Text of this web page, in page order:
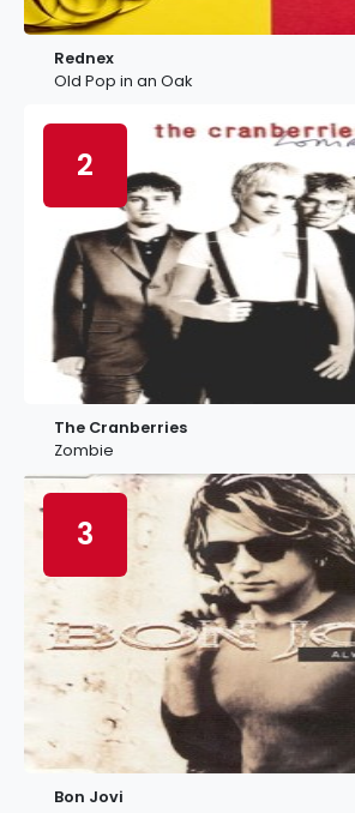
Rednex
Old Pop in an Oak
2
The Cranberries
Zombie
3
Bon Jovi